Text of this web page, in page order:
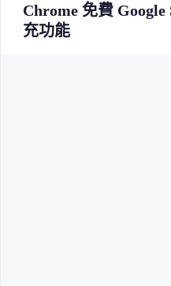
Chrome 免費
充功能